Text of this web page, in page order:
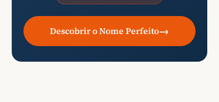
Descobrir o Nome Perfeito→